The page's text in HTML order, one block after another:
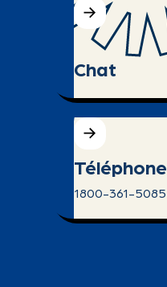
Chat
Téléphone
1800-361-5085